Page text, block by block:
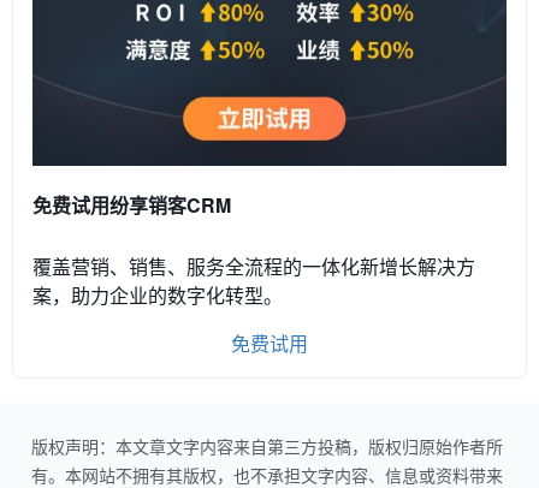
免费试用纷享销客CRM
覆盖营销、销售、服务全流程的一体化新增长解决方
案，助力企业的数字化转型。
免费试用
版权声明：本文章文字内容来自第三方投稿，版权归原始作者所
有。本网站不拥有其版权，也不承担文字内容、信息或资料带来